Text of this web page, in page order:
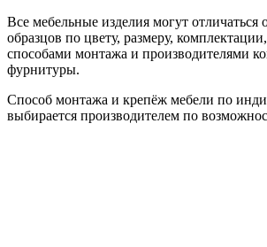
Все мебельные изделия могут отличаться
образцов по цвету, размеру,
способами монтажа и производителями
фурнитуры.
Способ монтажа и крепёж мебели по
выбирается производителем по